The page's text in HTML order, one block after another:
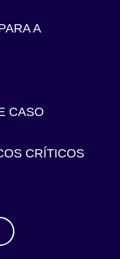
A
CASO
CRÍTICOS